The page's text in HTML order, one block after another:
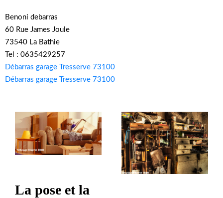
Benoni debarras
60 Rue James Joule
73540 La Bathie
Tel : 0635429257
Débarras garage Tresserve 73100
Débarras garage Tresserve 73100
La pose et la